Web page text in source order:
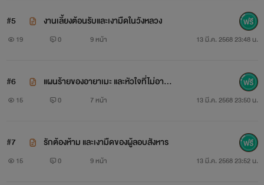
#5 งานเลี้ยงต้อนรับและเงามืดในวังหลวง
19 0 9 หน้า 13 มี.ค. 2568 23:48 น.
#6
แผนร้ายของอายาเมะ และหัวใจที่ไม่อาจห
นีได้
15 0 7 หน้า 13 มี.ค. 2568 23:50 น.
#7 รักต้องห้าม และเงามืดของผู้ลอบสังหาร
15 0 9 หน้า 13 มี.ค. 2568 23:52 น.